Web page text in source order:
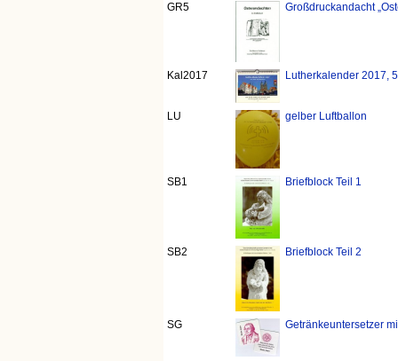
GR5 Großdruckandacht
Kal2017 Lutherkalender 2017,
LU gelber Luftballon
SB1 Briefblock Teil 1
SB2 Briefblock Teil 2
SG Getränkeuntersetzer